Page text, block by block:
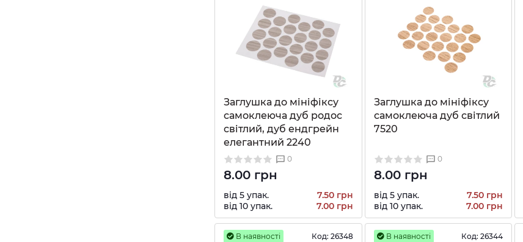
Заглушка до мініфіксу
самоклеюча дуб родос
світлий, дуб ендгрейн
елегантний 2240
0
8.00 грн
від 5 упак.
7.50 грн
від 10 упак.
7.00 грн
Заглушка до мініфіксу
самоклеюча дуб світлий
7520
0
8.00 грн
від 5 упак.
7.50 грн
від 10 упак.
7.00 грн
В наявності Код: 26348 В наявності Код: 26344